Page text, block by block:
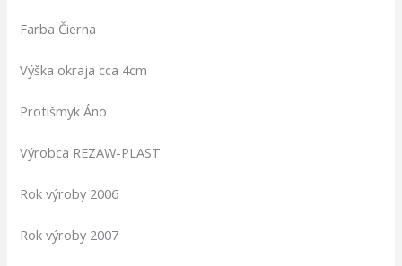
Farba Čierna
Výška okraja cca 4cm
Protišmyk Áno
Výrobca REZAW-PLAST
Rok výroby 2006
Rok výroby 2007